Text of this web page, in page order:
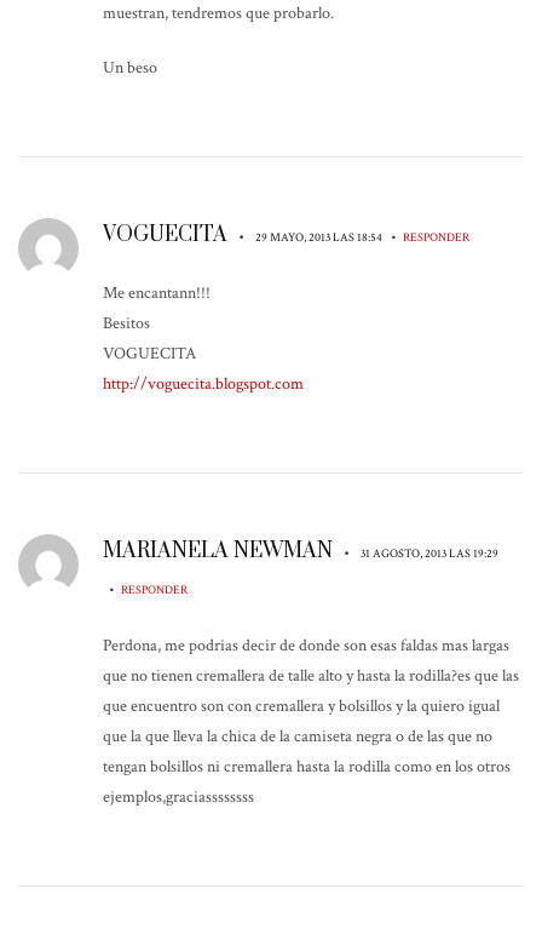
muestran, tendremos que probarlo.
Un beso
VOGUECITA • 29 MAYO, 2013 LAS 18:54 • RESPONDER
Me encantann!!!
Besitos
VOGUECITA
http://voguecita.blogspot.com
MARIANELA NEWMAN • 31 AGOSTO, 2013 LAS 19:29
• RESPONDER
Perdona, me podrias decir de donde son esas faldas mas largas
que no tienen cremallera de talle alto y hasta la rodilla?es que las
que encuentro son con cremallera y bolsillos y la quiero igual
que la que lleva la chica de la camiseta negra o de las que no
tengan bolsillos ni cremallera hasta la rodilla como en los otros
ejemplos,graciassssssss